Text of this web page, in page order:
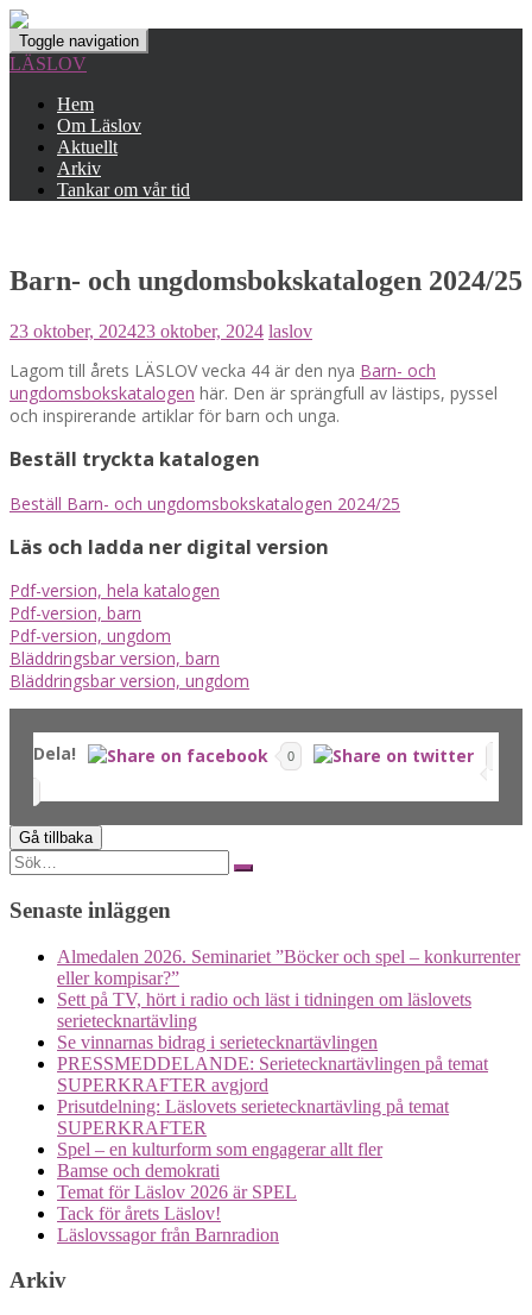
Toggle navigation
LÄSLOV
Hem
Om Läslov
Aktuellt
Arkiv
Tankar om vår tid
Barn- och ungdomsbokskatalogen 2024/25
23 oktober, 202423 oktober, 2024 laslov
Lagom till årets LÄSLOV vecka 44 är den nya Barn- och
ungdomsbokskatalogen här. Den är sprängfull av lästips, pyssel
och inspirerande artiklar för barn och unga.
Beställ tryckta katalogen
Beställ Barn- och ungdomsbokskatalogen 2024/25
Läs och ladda ner digital version
Pdf-version, hela katalogen
Pdf-version, barn
Pdf-version, ungdom
Bläddringsbar version, barn
Bläddringsbar version, ungdom
Dela! 0
Search
for:
Senaste inläggen
Almedalen 2026. Seminariet ”Böcker och spel – konkurrenter
eller kompisar?”
Sett på TV, hört i radio och läst i tidningen om läslovets
serietecknartävling
Se vinnarnas bidrag i serietecknartävlingen
PRESSMEDDELANDE: Serietecknartävlingen på temat
SUPERKRAFTER avgjord
Prisutdelning: Läslovets serietecknartävling på temat
SUPERKRAFTER
Spel – en kulturform som engagerar allt fler
Bamse och demokrati
Temat för Läslov 2026 är SPEL
Tack för årets Läslov!
Läslovssagor från Barnradion
Arkiv